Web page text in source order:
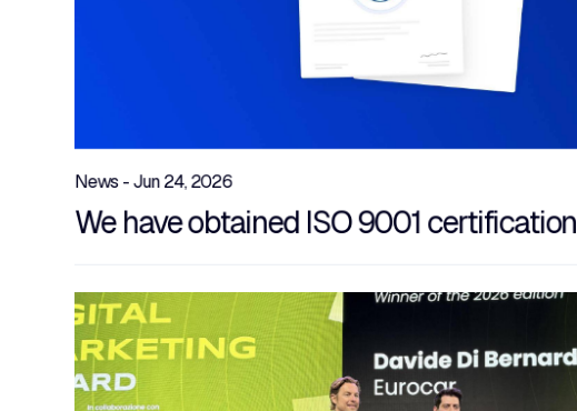
News - Jun 24, 2026
We have obtained ISO 9001 certification